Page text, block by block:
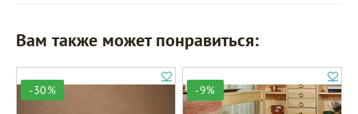
Вам также может понравиться:
-30% -9%